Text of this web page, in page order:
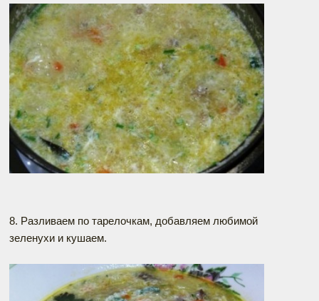
8. Разливаем по тарелочкам, добавляем любимой
зеленухи и кушаем.